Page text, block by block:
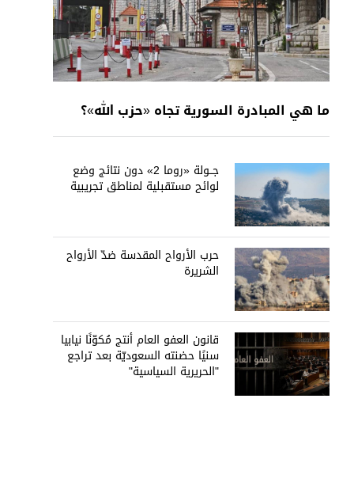
ما هي المبادرة السورية تجاه «حزب الله»؟
جــولة «روما 2» دون نتائج وضع
لوائح مستقبلية لمناطق تجريبية
حرب الأرواح المقدسة ضدّ الأرواح
الشريرة
قانون العفو العام أنتج مُكوّنًا نيابيا
سنيًا حضنته السعوديّة بعد تراجع
"الحريرية السياسية"